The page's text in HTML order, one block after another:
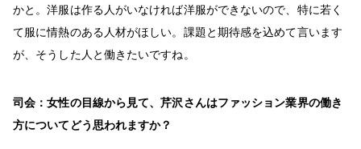
かと。洋服は作る人がいなければ洋服ができないので、特に若く
て服に情熱のある人材がほしい。課題と期待感を込めて言います
が、そうした人と働きたいですね。
司会：女性の目線から見て、芹沢さんはファッション業界の働き
方についてどう思われますか？